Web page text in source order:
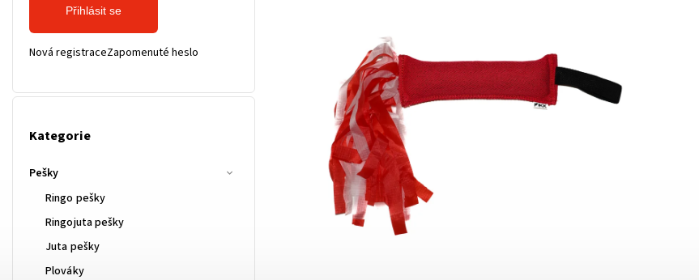
Přihlásit se
Nová registraceZapomenuté heslo
Kategorie
Pešky
Ringo pešky
Ringojuta pešky
Juta pešky
Plováky